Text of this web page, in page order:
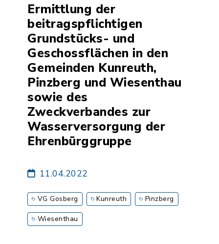
Ermittlung der
beitragspflichtigen
Grundstücks- und
Geschossflächen in den
Gemeinden Kunreuth,
Pinzberg und Wiesenthau
sowie des
Zweckverbandes zur
Wasserversorgung der
Ehrenbürggruppe
11.04.2022
VG Gosberg Kunreuth Pinzberg
Wiesenthau